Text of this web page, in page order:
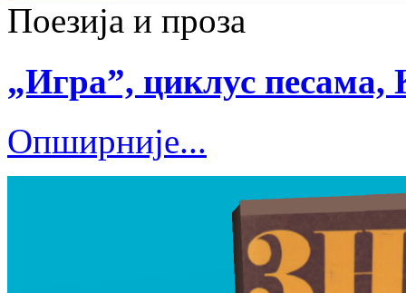
Поезија и проза
„Игра”, циклус песама,
Опширније...